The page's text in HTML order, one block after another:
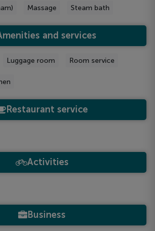
Massage Steam bath
and services
Luggage room Room service
Restaurant service
Activities
Business